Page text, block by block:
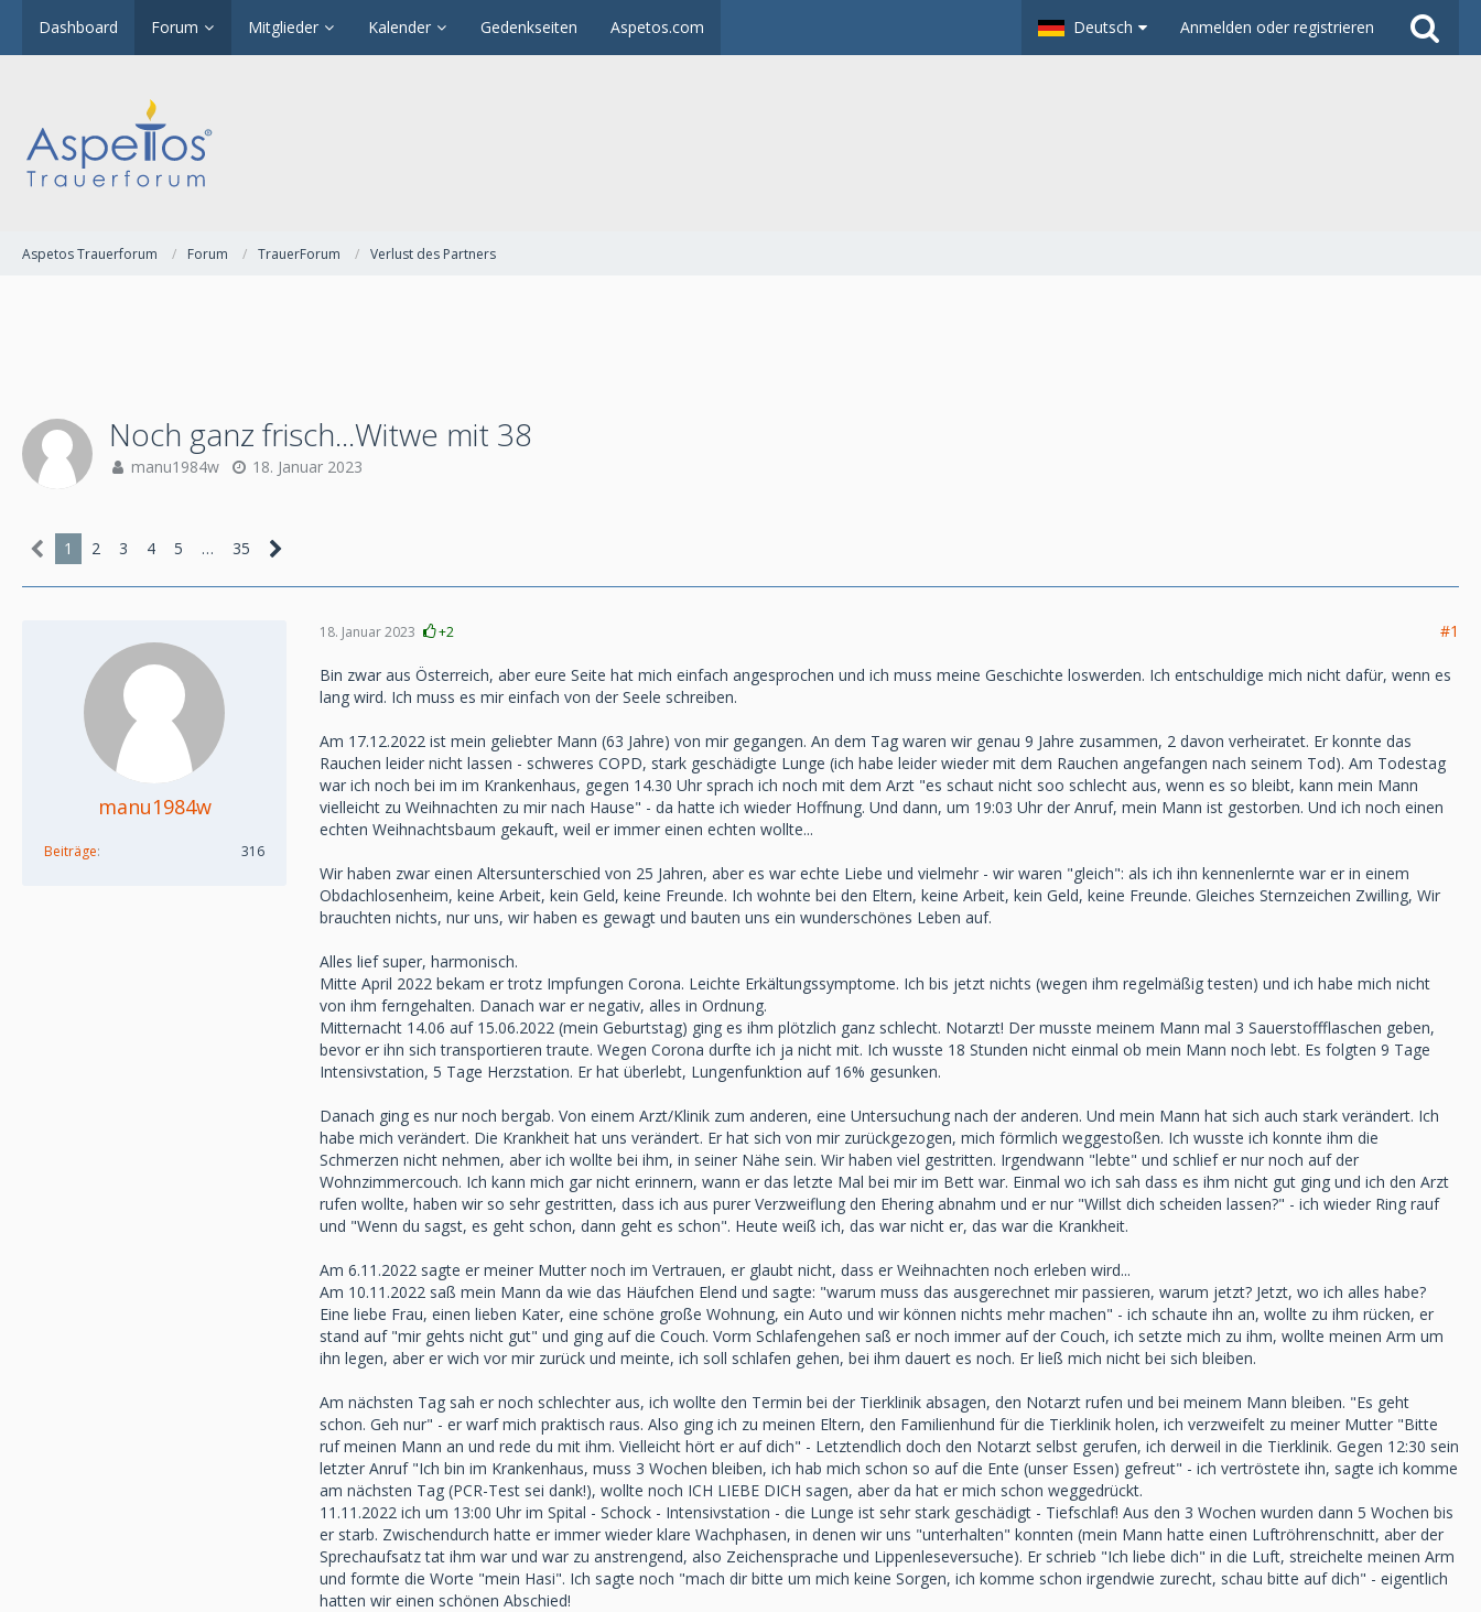
Dashboard Forum Mitglieder Kalender Gedenkseiten Aspetos.com Deutsch Anmelden oder registrieren
Aspetos Trauerforum Forum TrauerForum Verlust des Partners
Noch ganz frisch...Witwe mit 38
manu1984w 18. Januar 2023
1 2 3 4 5 … 35
manu1984w
Beiträge 316
18. Januar 2023 +2 #1
Bin zwar aus Österreich, aber eure Seite hat mich einfach angesprochen und ich muss meine Geschichte loswerden. Ich entschuldige mich nicht dafür, wenn es
lang wird. Ich muss es mir einfach von der Seele schreiben.
Am 17.12.2022 ist mein geliebter Mann (63 Jahre) von mir gegangen. An dem Tag waren wir genau 9 Jahre zusammen, 2 davon verheiratet. Er konnte das
Rauchen leider nicht lassen - schweres COPD, stark geschädigte Lunge (ich habe leider wieder mit dem Rauchen angefangen nach seinem Tod). Am Todestag
war ich noch bei im im Krankenhaus, gegen 14.30 Uhr sprach ich noch mit dem Arzt "es schaut nicht soo schlecht aus, wenn es so bleibt, kann mein Mann
vielleicht zu Weihnachten zu mir nach Hause" - da hatte ich wieder Hoffnung. Und dann, um 19:03 Uhr der Anruf, mein Mann ist gestorben. Und ich noch einen
echten Weihnachtsbaum gekauft, weil er immer einen echten wollte...
Wir haben zwar einen Altersunterschied von 25 Jahren, aber es war echte Liebe und vielmehr - wir waren "gleich": als ich ihn kennenlernte war er in einem
Obdachlosenheim, keine Arbeit, kein Geld, keine Freunde. Ich wohnte bei den Eltern, keine Arbeit, kein Geld, keine Freunde. Gleiches Sternzeichen Zwilling, Wir
brauchten nichts, nur uns, wir haben es gewagt und bauten uns ein wunderschönes Leben auf.
Alles lief super, harmonisch.
Mitte April 2022 bekam er trotz Impfungen Corona. Leichte Erkältungssymptome. Ich bis jetzt nichts (wegen ihm regelmäßig testen) und ich habe mich nicht
von ihm ferngehalten. Danach war er negativ, alles in Ordnung.
Mitternacht 14.06 auf 15.06.2022 (mein Geburtstag) ging es ihm plötzlich ganz schlecht. Notarzt! Der musste meinem Mann mal 3 Sauerstoffflaschen geben,
bevor er ihn sich transportieren traute. Wegen Corona durfte ich ja nicht mit. Ich wusste 18 Stunden nicht einmal ob mein Mann noch lebt. Es folgten 9 Tage
Intensivstation, 5 Tage Herzstation. Er hat überlebt, Lungenfunktion auf 16% gesunken.
Danach ging es nur noch bergab. Von einem Arzt/Klinik zum anderen, eine Untersuchung nach der anderen. Und mein Mann hat sich auch stark verändert. Ich
habe mich verändert. Die Krankheit hat uns verändert. Er hat sich von mir zurückgezogen, mich förmlich weggestoßen. Ich wusste ich konnte ihm die
Schmerzen nicht nehmen, aber ich wollte bei ihm, in seiner Nähe sein. Wir haben viel gestritten. Irgendwann "lebte" und schlief er nur noch auf der
Wohnzimmercouch. Ich kann mich gar nicht erinnern, wann er das letzte Mal bei mir im Bett war. Einmal wo ich sah dass es ihm nicht gut ging und ich den Arzt
rufen wollte, haben wir so sehr gestritten, dass ich aus purer Verzweiflung den Ehering abnahm und er nur "Willst dich scheiden lassen?" - ich wieder Ring rauf
und "Wenn du sagst, es geht schon, dann geht es schon". Heute weiß ich, das war nicht er, das war die Krankheit.
Am 6.11.2022 sagte er meiner Mutter noch im Vertrauen, er glaubt nicht, dass er Weihnachten noch erleben wird...
Am 10.11.2022 saß mein Mann da wie das Häufchen Elend und sagte: "warum muss das ausgerechnet mir passieren, warum jetzt? Jetzt, wo ich alles habe?
Eine liebe Frau, einen lieben Kater, eine schöne große Wohnung, ein Auto und wir können nichts mehr machen" - ich schaute ihn an, wollte zu ihm rücken, er
stand auf "mir gehts nicht gut" und ging auf die Couch. Vorm Schlafengehen saß er noch immer auf der Couch, ich setzte mich zu ihm, wollte meinen Arm um
ihn legen, aber er wich vor mir zurück und meinte, ich soll schlafen gehen, bei ihm dauert es noch. Er ließ mich nicht bei sich bleiben.
Am nächsten Tag sah er noch schlechter aus, ich wollte den Termin bei der Tierklinik absagen, den Notarzt rufen und bei meinem Mann bleiben. "Es geht
schon. Geh nur" - er warf mich praktisch raus. Also ging ich zu meinen Eltern, den Familienhund für die Tierklinik holen, ich verzweifelt zu meiner Mutter "Bitte
ruf meinen Mann an und rede du mit ihm. Vielleicht hört er auf dich" - Letztendlich doch den Notarzt selbst gerufen, ich derweil in die Tierklinik. Gegen 12:30 sein
letzter Anruf "Ich bin im Krankenhaus, muss 3 Wochen bleiben, ich hab mich schon so auf die Ente (unser Essen) gefreut" - ich vertröstete ihn, sagte ich komme
am nächsten Tag (PCR-Test sei dank!), wollte noch ICH LIEBE DICH sagen, aber da hat er mich schon weggedrückt.
11.11.2022 ich um 13:00 Uhr im Spital - Schock - Intensivstation - die Lunge ist sehr stark geschädigt - Tiefschlaf! Aus den 3 Wochen wurden dann 5 Wochen bis
er starb. Zwischendurch hatte er immer wieder klare Wachphasen, in denen wir uns "unterhalten" konnten (mein Mann hatte einen Luftröhrenschnitt, aber der
Sprechaufsatz tat ihm war und war zu anstrengend, also Zeichensprache und Lippenleseversuche). Er schrieb "Ich liebe dich" in die Luft, streichelte meinen Arm
und formte die Worte "mein Hasi". Ich sagte noch "mach dir bitte um mich keine Sorgen, ich komme schon irgendwie zurecht, schau bitte auf dich" - eigentlich
hatten wir einen schönen Abschied!